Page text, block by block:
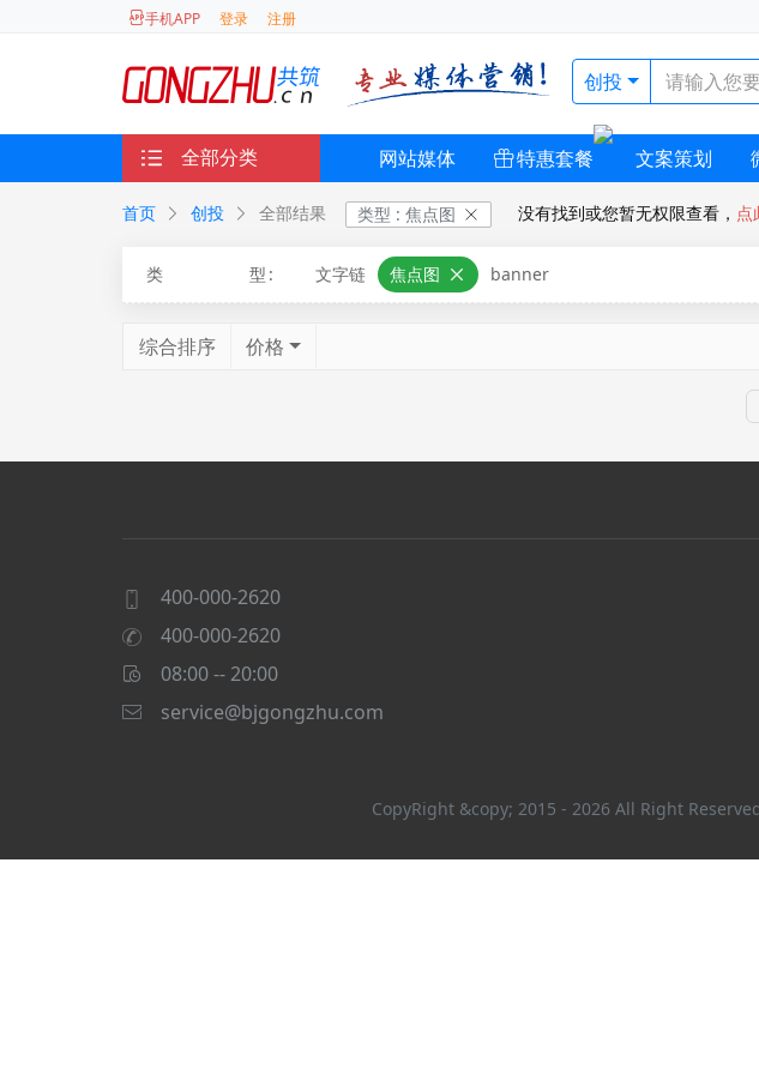
手机APP 登录 注册
创投
全部分类 网站媒体 特惠套餐 文案策划
首页 创投 全部结果 类型 : 焦点图 没有找到或您暂无权限查看， 点
类型 : 文字链 焦点图 banner
综合排序 价格
400-000-2620
400-000-2620
08:00 -- 20:00
service@bjgongzhu.com
CopyRight &copy; 2015 - 2026 All Right